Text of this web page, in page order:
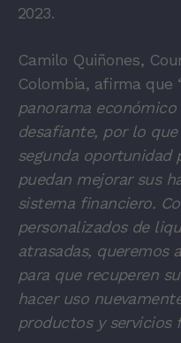
2023.
Camilo Quiñones,
Colombia, afirma que
panorama
desafiante, por lo
segunda oportunidad
puedan mejorar sus
sistema financiero.
personalizados de
atrasadas, queremos
para que recuperen
hacer uso
productos y servicios